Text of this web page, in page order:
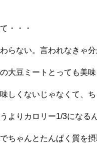
・・・
らない。言われなきゃ
大豆ミートとっても美味
しくないじゃなくて、
よりカロリー1/3になる
ちゃんとたんぱく質を